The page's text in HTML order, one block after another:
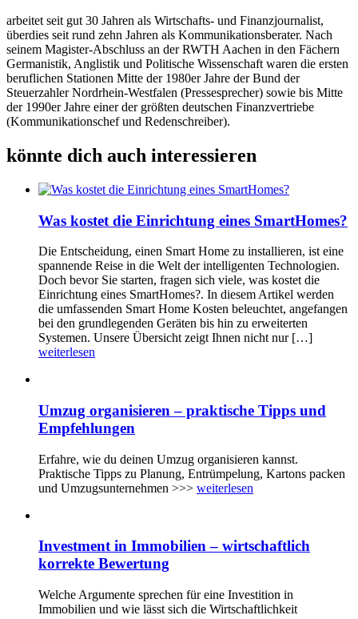
arbeitet seit gut 30 Jahren als Wirtschafts- und Finanzjournalist,
überdies seit rund zehn Jahren als Kommunikationsberater. Nach
seinem Magister-Abschluss an der RWTH Aachen in den Fächern
Germanistik, Anglistik und Politische Wissenschaft waren die ersten
beruflichen Stationen Mitte der 1980er Jahre der Bund der
Steuerzahler Nordrhein-Westfalen (Pressesprecher) sowie bis Mitte
der 1990er Jahre einer der größten deutschen Finanzvertriebe
(Kommunikationschef und Redenschreiber).
könnte dich auch interessieren
Was kostet die Einrichtung eines SmartHomes?
Die Entscheidung, einen Smart Home zu installieren, ist eine
spannende Reise in die Welt der intelligenten Technologien.
Doch bevor Sie starten, fragen sich viele, was kostet die
Einrichtung eines SmartHomes?. In diesem Artikel werden
die umfassenden Smart Home Kosten beleuchtet, angefangen
bei den grundlegenden Geräten bis hin zu erweiterten
Systemen. Unsere Übersicht zeigt Ihnen nicht nur […]
weiterlesen
Umzug organisieren – praktische Tipps und
Empfehlungen
Erfahre, wie du deinen Umzug organisieren kannst.
Praktische Tipps zu Planung, Entrümpelung, Kartons packen
und Umzugsunternehmen >>> weiterlesen
Investment in Immobilien – wirtschaftlich
korrekte Bewertung
Welche Argumente sprechen für eine Investition in
Immobilien und wie lässt sich die Wirtschaftlichkeit